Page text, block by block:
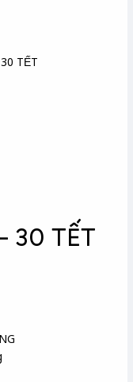
TẾT
30 TẾT